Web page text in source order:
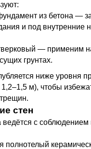
из бетона —
и под внутренние
— применим
грунтах.
ниже уровня
1,2–1,5 м), чтобы
стен
ведётся с соблюдением
полнотелый